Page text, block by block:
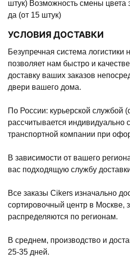
штук) Возможность смены цвета
да (от 15 штук)
УСЛОВИЯ ДОСТАВКИ
Безупречная система логистики
позволяет нам быстро и
доставку ваших заказов
двери вашего дома.
По России: курьерской службой
рассчитывается индивидуально
транспортной компании при
В зависимости от вашего
вас подходящую службу
Все заказы Cikers изначально
сортировочный центр в Москве,
распределяются по регионам.
В среднем, производство и
25-35 дней.